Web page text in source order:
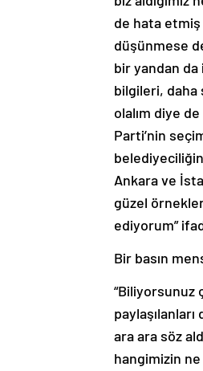
de hata etmiş
düşünmese
bir yandan da
bilgileri, daha
olalım diye
Parti’nin
Ankara ve
güzel
ediyorum”
Bir basın
“Biliyorsunuz
ara ara söz
hangimizin